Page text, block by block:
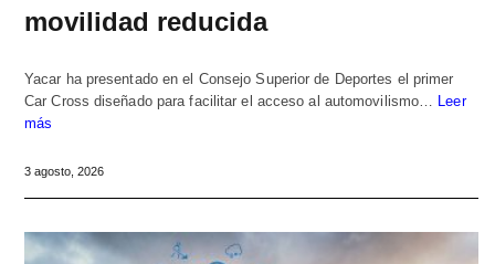
movilidad reducida
Yacar ha presentado en el Consejo Superior de Deportes el primer
Car Cross diseñado para facilitar el acceso al automovilismo…
Leer
más
3 agosto, 2026